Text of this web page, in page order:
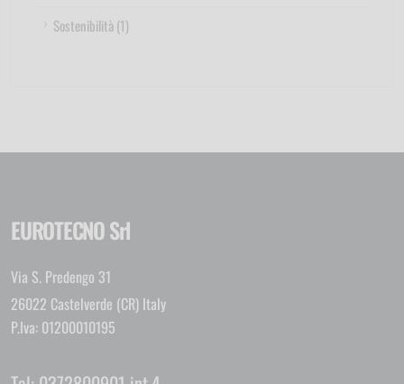
Sostenibilità (1)
EUROTECNO Srl
Via S. Predengo 31
26022 Castelverde (CR) Italy
P.Iva: 01200010195